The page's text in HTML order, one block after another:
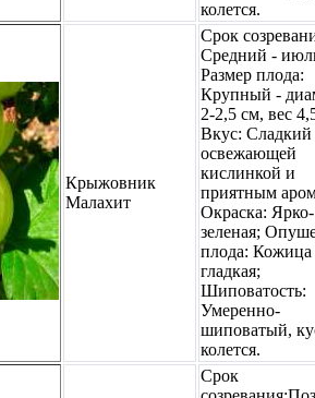
колется.
Крыжовник
Малахит
Срок
Средний -
Размер плода:
Крупный -
2-2,5 см, вес
Вкус: Сладкий
освежающей
кислинкой и
приятным
Окраска: Ярко-
зеленая;
плода: Кожица
гладкая;
Шиповатость:
Умеренно-
шиповатый,
колется.
Срок